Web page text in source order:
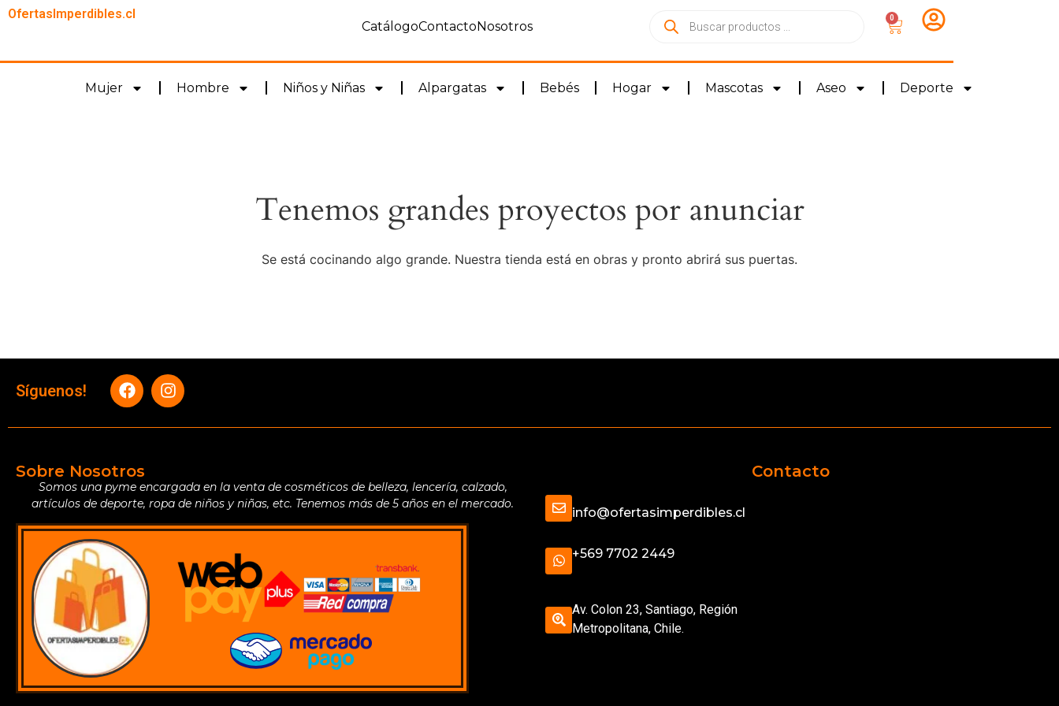
OfertasImperdibles.cl
CatálogoContactoNosotros
0
Mujer Hombre Niños y Niñas Alpargatas Bebés Hogar Mascotas Aseo Deporte
Tenemos grandes proyectos por anunciar
Se está cocinando algo grande. Nuestra tienda está en obras y pronto abrirá sus puertas.
Síguenos!
Sobre Nosotros
Somos una pyme encargada en la venta de cosméticos de belleza, lencería, calzado,
artículos de deporte, ropa de niños y niñas, etc. Tenemos más de 5 años en el mercado.
Contacto
info@ofertasimperdibles.cl
+569 7702 2449
Av. Colon 23, Santiago, Región
Metropolitana, Chile.